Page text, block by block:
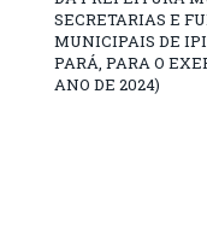
SECRETARIAS E
MUNICIPAIS DE
PARÁ, PARA O
ANO DE 2024)